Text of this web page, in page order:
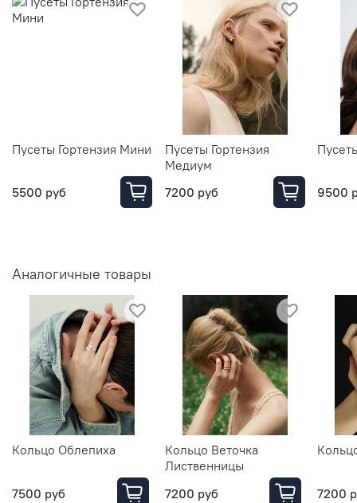
Пусеты Гортензия Мини
5500 руб
Пусеты Гортензия
Медиум
7200 руб
9500
Аналогичные товары
Кольцо Облепиха
7500 руб
Кольцо Веточка
Лиственницы
7200 руб
7200